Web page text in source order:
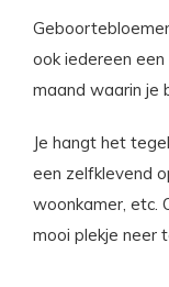
ook iedereen
maand waarin je
Je hangt het
een zelfklevend
woonkamer, etc.
mooi plekje neer